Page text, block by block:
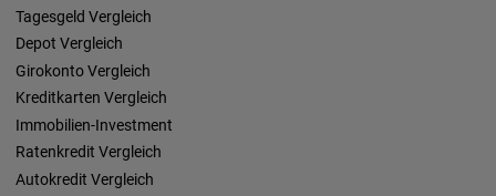
Tagesgeld Vergleich
Depot Vergleich
Girokonto Vergleich
Kreditkarten Vergleich
Immobilien-Investment
Ratenkredit Vergleich
Autokredit Vergleich